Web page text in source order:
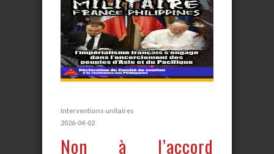
Interventions unitaires
2026-04-02
Non à l’accord